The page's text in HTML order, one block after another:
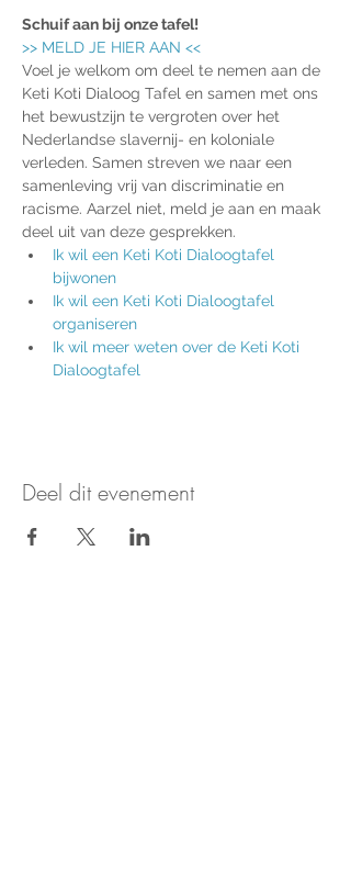
Schuif aan bij onze tafel!
>> MELD JE HIER AAN <<
Voel je welkom om deel te nemen aan de
Keti Koti Dialoog Tafel en samen met ons
het bewustzijn te vergroten over het
Nederlandse slavernij- en koloniale
verleden. Samen streven we naar een
samenleving vrij van discriminatie en
racisme. Aarzel niet, meld je aan en maak
deel uit van deze gesprekken.
Ik wil een Keti Koti Dialoogtafel
bijwonen
Ik wil een Keti Koti Dialoogtafel
organiseren
Ik wil meer weten over de Keti Koti
Dialoogtafel
Deel dit evenement